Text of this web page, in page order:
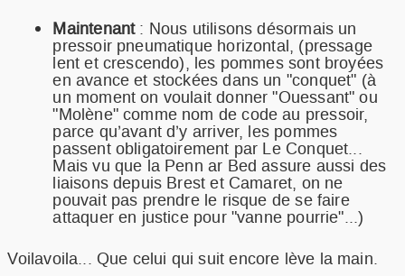
Maintenant: Nous utilisons désormais un
pressoir pneumatique horizontal, (pressage
lent et crescendo), les pommes sont broyées
en avance et stockées dans un "conquet" (à
un moment on voulait donner "Ouessant" ou
"Molène" comme nom de code au pressoir,
parce qu’avant d’y arriver, les pommes
passent obligatoirement par Le Conquet...
Mais vu que la Penn ar Bed assure aussi des
liaisons depuis Brest et Camaret, on ne
pouvait pas prendre le risque de se faire
attaquer en justice pour "vanne pourrie"...)
Voilavoila... Que celui qui suit encore lève la main.